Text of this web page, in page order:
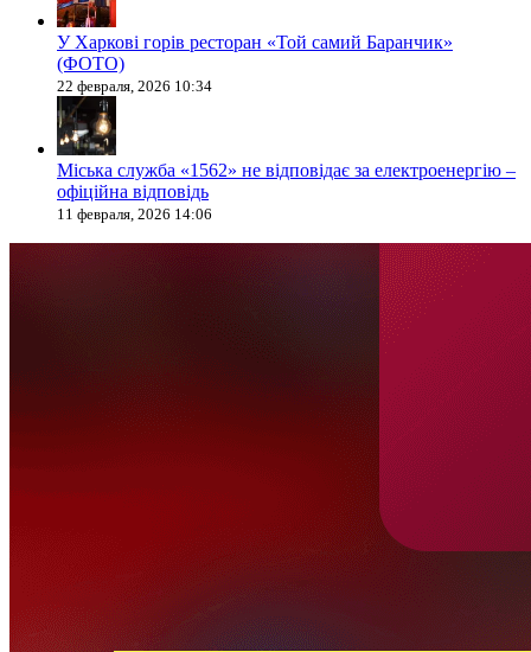
У Харкові горів ресторан «Той самий Баранчик»
(ФОТО)
22 февраля, 2026 10:34
Міська служба «1562» не відповідає за електроенергію –
офіційна відповідь
11 февраля, 2026 14:06